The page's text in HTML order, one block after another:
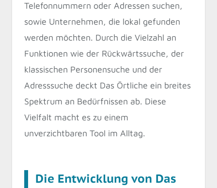
Telefonnummern oder Adressen suchen,
sowie Unternehmen, die lokal gefunden
werden möchten. Durch die Vielzahl an
Funktionen wie der Rückwärtssuche, der
klassischen Personensuche und der
Adresssuche deckt Das Örtliche ein breites
Spektrum an Bedürfnissen ab. Diese
Vielfalt macht es zu einem
unverzichtbaren Tool im Alltag.
Die Entwicklung von Das